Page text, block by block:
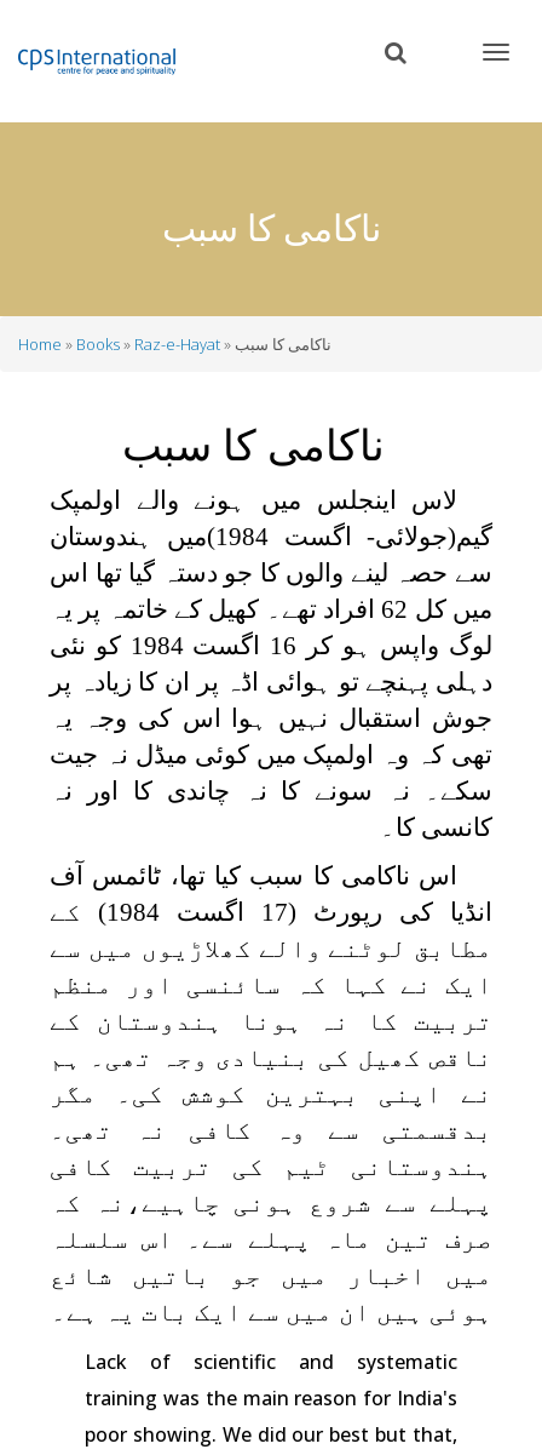
content
ناکامی کا سبب
Home Books Raz-e-Hayat ناکامی کا سبب
ناکامی کا سبب
لاس اینجلس میں ہونے والے اولمپک
گیم(جولائی- اگست 1984)میں ہندوستان
سے حصہ لینے والوں کا جو دستہ گیا تھا اس
میں کل 62 افراد تھے۔ کھیل کے خاتمہ پر یہ
لوگ واپس ہو کر 16 اگست 1984 کو نئی
دہلی پہنچے تو ہوائی اڈہ پر ان کا زیادہ پر
جوش استقبال نہیں ہوا اس کی وجہ یہ
تھی کہ وہ اولمپک میں کوئی میڈل نہ جیت
سکے۔ نہ سونے کا نہ چاندی کا اور نہ
کانسی کا۔
اس ناکامی کا سبب کیا تھا، ٹائمس آف
انڈیا کی رپورٹ (17 اگست 1984) کے
مطابق لوٹنے والے کھلاڑیوں میں سے
ایک نے کہا کہ سائنسی اور منظم
تربیت کا نہ ہونا ہندوستان کے
ناقص کھیل کی بنیادی وجہ تھی۔ ہم
نے اپنی بہترین کوشش کی۔ مگر
بدقسمتی سے وہ کافی نہ تھی۔
ہندوستانی ٹیم کی تربیت کافی
پہلے سے شروع ہونی چاہیے،نہ کہ
صرف تین ماہ پہلے سے۔ اس سلسلہ
میں اخبار میں جو باتیں شائع
ہوئی ہیں ان میں سے ایک بات یہ ہے۔
Lack of scientific and systematic
training was the main reason for India's
poor showing. We did our best but that,